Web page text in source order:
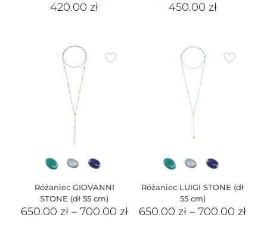
420.00zł 450.00 zł
Różaniec GIOVANNI
STONE (dł 55 cm)
650.00 zł– 700.00 zł
Różaniec LUIGI STONE (dł
55 cm)
650.00zł –700.00zł